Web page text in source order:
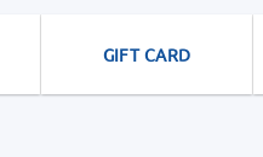
GIFT CARD